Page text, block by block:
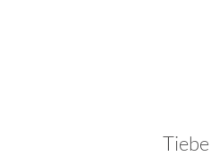
Tiebe